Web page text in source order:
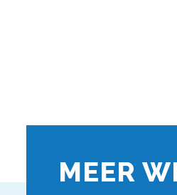
MEER